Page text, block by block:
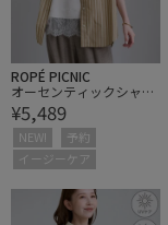
ROPÉ PICNIC
オーセンティックシャ
ツ/UVケア・イージーケ
ア・リンクコーデ
¥5,489
NEW!
予約
イージーケア